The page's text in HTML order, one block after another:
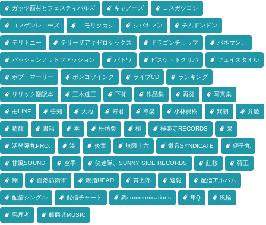
ガッツ西村とフェスティバルズ キャノーズ コスガツヨシ
コマゲンレコーズ コモリタカシ シバキマン チムドンドン
テリトニー テリーザアキゼロシックス ドラゴンチョップ バネマン。
パッションノットファッション パトワ ビスケットクリバ フェイスタオル
ボブ・マーリー ポンコツインク ライブCD ランキング
リリック翻訳本 三木道三 下拓 作品集 再発 写真集
卍LINE 告知 大地 寿君 導楽 小林眞樹 巽朗 弁慶
晴輝 書籍 本 松坊栗 柳 極楽寺RECORDS 泉
活発弾丸PRO. 湊 炎童 無限十六 爆音SYNDICATE 獅子丸
甘風SOUND 空手 笑連隊、SUNNY SIDE RECORDS 紅桜 羅王
翔 自然防衛軍 親指HEAD 貫太郎 速報 配信アルバム
配信シングル 配信チャート 錦communications 隼Q 風輪
馬鹿者 麒麟児MUSIC